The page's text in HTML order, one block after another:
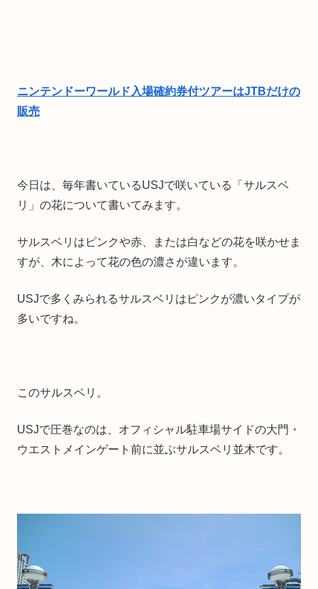
ニンテンドーワールド入場確約券付ツアーはJTBだけの
販売
今日は、毎年書いているUSJで咲いている「サルスベ
リ」の花について書いてみます。
サルスベリはピンクや赤、または白などの花を咲かせま
すが、木によって花の色の濃さが違います。
USJで多くみられるサルスベリはピンクが濃いタイプが
多いですね。
このサルスベリ。
USJで圧巻なのは、オフィシャル駐車場サイドの大門・
ウエストメインゲート前に並ぶサルスベリ並木です。